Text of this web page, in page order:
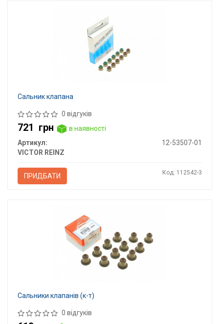
Сальник клапана
0 відгуків
721 грн
в наявності
Артикул:
12-53507-01
VICTOR REINZ
ПРИДБАТИ Код: 112542-3
Сальники клапанів (к-т)
0 відгуків